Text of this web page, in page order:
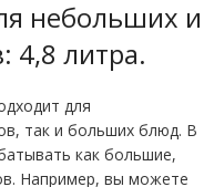
небольших и
4,8 литра.
для
так и больших блюд. В
как большие,
Например, вы можете